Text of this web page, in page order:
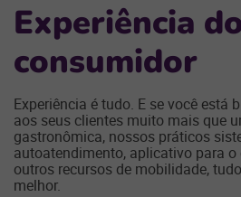
Experiência
consumidor
Experiência é tudo. E se você está
aos seus clientes muito mais que
gastronômica, nossos práticos
autoatendimento, aplicativo para
outros recursos de mobilidade,
melhor.